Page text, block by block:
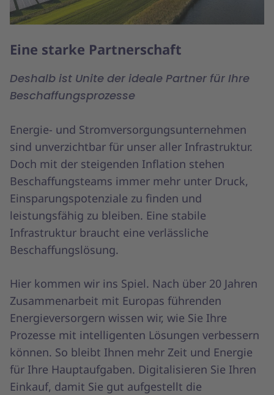
Eine starke Partnerschaft
Deshalb ist Unite der ideale Partner für Ihre
Beschaffungsprozesse
Energie- und Stromversorgungsunternehmen
sind unverzichtbar für unser aller Infrastruktur.
Doch mit der steigenden Inflation stehen
Beschaffungsteams immer mehr unter Druck,
Einsparungspotenziale zu finden und
leistungsfähig zu bleiben. Eine stabile
Infrastruktur braucht eine verlässliche
Beschaffungslösung.
Hier kommen wir ins Spiel. Nach über 20 Jahren
Zusammenarbeit mit Europas führenden
Energieversorgern wissen wir, wie Sie Ihre
Prozesse mit intelligenten Lösungen verbessern
können. So bleibt Ihnen mehr Zeit und Energie
für Ihre Hauptaufgaben. Digitalisieren Sie Ihren
Einkauf, damit Sie gut aufgestellt die